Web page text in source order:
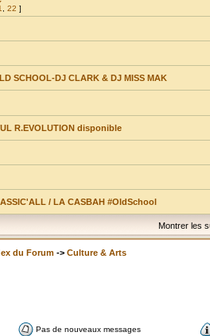
22 ]
SCHOOL-DJ CLARK & DJ MISS MAK
R.EVOLUTION disponible
/ LA CASBAH #OldSchool
Montrer les
du Forum -> Culture & Arts
Pas de nouveaux messages